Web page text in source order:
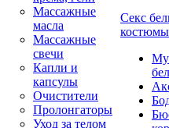
Массажные
масла
Массажные
свечи
Капли и
капсулы
Очистители
Пролонгаторы
Уход за телом
Секс
костюмы